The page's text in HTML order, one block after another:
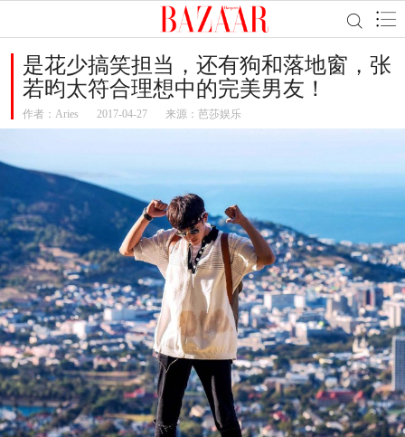
是花少搞笑担当，还有狗和落地窗，张
若昀太符合理想中的完美男友！
作者： Aries 2017-04-27 来源：芭莎娱乐